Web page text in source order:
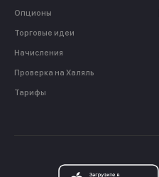
Опционы
Торговые идеи
Начисления
Проверка на Халяль
Тарифы